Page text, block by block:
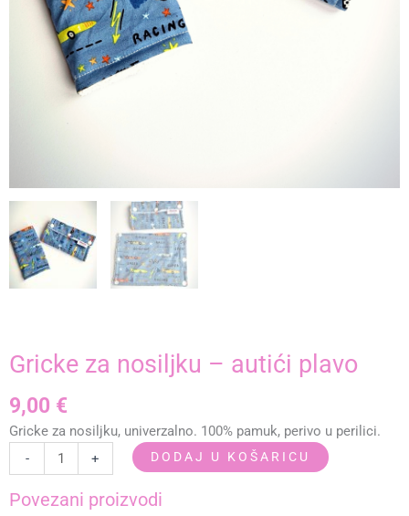
Gricke za nosiljku – autići plavo
9,00 €
Gricke za nosiljku, univerzalno. 100% pamuk, perivo u perilici.
-
za
nosiljku
+ DODAJ U KOŠARICU
Povezani proizvodi